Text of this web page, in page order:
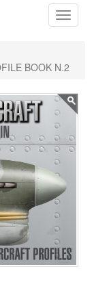
BOOK N.2